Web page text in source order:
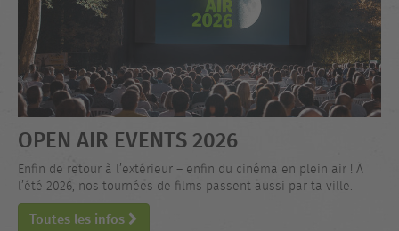
OPEN AIR EVENTS 2026
Enfin de retour à l’extérieur – enfin du cinéma en plein air ! À
l’été 2026, nos tournées de films passent aussi par ta ville.
Toutes les infos